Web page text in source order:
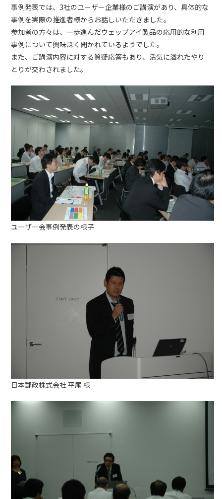
事例発表では、3社のユーザー企業様のご講演があり、具体的な
事例を実際の推進者様からお話しいただきました。
参加者の方々は、一歩進んだウェッブアイ製品の応用的な利用
事例について興味深く聞かれているようでした。
また、ご講演内容に対する質疑応答もあり、活気に溢れたやり
とりが交わされました。
ユーザー会事例発表の様子
日本郵政株式会社 平尾 様